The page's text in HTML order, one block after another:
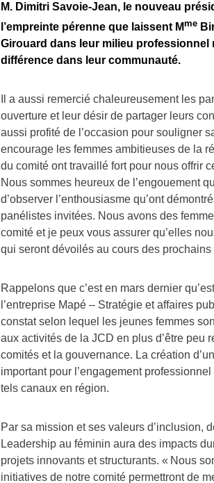
M. Dimitri Savoie-Jean, le nouveau
l’empreinte pérenne que laissent Mme
Girouard dans leur milieu professionnel
différence dans leur communauté.
Il a aussi remercié chaleureusement les
ouverture et leur désir de partager leurs
aussi profité de l’occasion pour souligner
encourage les femmes ambitieuses de la
du comité ont travaillé fort pour nous offrir
Nous sommes heureux de l’engouement
d’observer l’enthousiasme qu’ont
panélistes invitées. Nous avons des
comité et je peux vous assurer qu’elles
qui seront dévoilés au cours des prochains
Rappelons que c’est en mars dernier
l’entreprise Mapé – Stratégie et affaires
constat selon lequel les jeunes femmes
aux activités de la JCD en plus d’être peu
comités et la gouvernance. La création
important pour l’engagement
tels canaux en région.
Par sa mission et ses valeurs d’inclusion,
Leadership au féminin aura des impacts
projets innovants et structurants. « Nous
initiatives de notre comité permettront de